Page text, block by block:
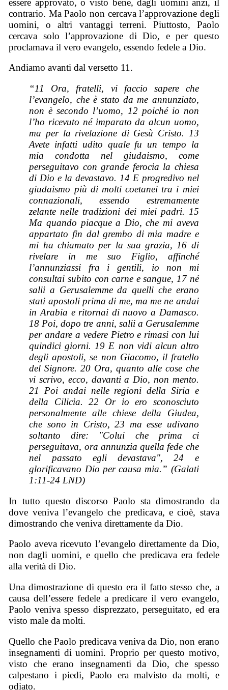
essere approvato, o visto bene, dagli uomini anzi, il
contrario. Ma Paolo non cercava l’approvazione degli
uomini, o altri vantaggi terreni. Piuttosto, Paolo
cercava solo l’approvazione di Dio, e per questo
proclamava il vero evangelo, essendo fedele a Dio.
Andiamo avanti dal versetto 11.
“11 Ora, fratelli, vi faccio sapere che
l’evangelo, che è stato da me annunziato,
non è secondo l’uomo, 12 poiché io non
l’ho ricevuto né imparato da alcun uomo,
ma per la rivelazione di Gesù Cristo. 13
Avete infatti udito quale fu un tempo la
mia condotta nel giudaismo, come
perseguitavo con grande ferocia la chiesa
di Dio e la devastavo. 14 E progredivo nel
giudaismo più di molti coetanei tra i miei
connazionali, essendo estremamente
zelante nelle tradizioni dei miei padri. 15
Ma quando piacque a Dio, che mi aveva
appartato fin dal grembo di mia madre e
mi ha chiamato per la sua grazia, 16 di
rivelare in me suo Figlio, affinché
l’annunziassi fra i gentili, io non mi
consultai subito con carne e sangue, 17 né
salii a Gerusalemme da quelli che erano
stati apostoli prima di me, ma me ne andai
in Arabia e ritornai di nuovo a Damasco.
18 Poi, dopo tre anni, salii a Gerusalemme
per andare a vedere Pietro e rimasi con lui
quindici giorni. 19 E non vidi alcun altro
degli apostoli, se non Giacomo, il fratello
del Signore. 20 Ora, quanto alle cose che
vi scrivo, ecco, davanti a Dio, non mento.
21 Poi andai nelle regioni della Siria e
della Cilicia. 22 Or io ero sconosciuto
personalmente alle chiese della Giudea,
che sono in Cristo, 23 ma esse udivano
soltantodire: "Colui che prima ci
perseguitava, ora annunzia quella fede che
nel passato egli devastava", 24 e
glorificavano Dio per causa mia.” (Galati
1:11-24 LND)
In tutto questo discorso Paolo sta dimostrando da
dove veniva l’evangelo che predicava, e cioè, stava
dimostrando che veniva direttamente da Dio.
Paolo aveva ricevuto l’evangelo direttamente da Dio,
non dagli uomini, e quello che predicava era fedele
alla verità di Dio.
Una dimostrazione di questo era il fatto stesso che, a
causa dell’essere fedele a predicare il vero evangelo,
Paolo veniva spesso disprezzato, perseguitato, ed era
visto male da molti.
Quello che Paolo predicava veniva da Dio, non erano
insegnamenti di uomini. Proprio per questo motivo,
visto che erano insegnamenti da Dio, che spesso
calpestano i piedi, Paolo era malvisto da molti, e
odiato.